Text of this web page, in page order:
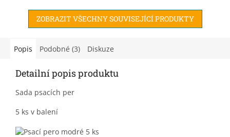
ZOBRAZIT VŠECHNY SOUVISEJÍCÍ PRODUKTY
Popis Podobné (3) Diskuze
Detailní popis produktu
Sada psacích per
5 ks v balení